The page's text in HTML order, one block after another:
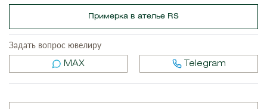
Примерка в ателье RS
Задать вопрос ювелиру
MAX Telegram